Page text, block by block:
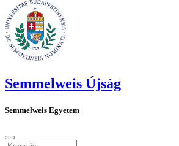
Semmelweis Újság
Semmelweis Egyetem